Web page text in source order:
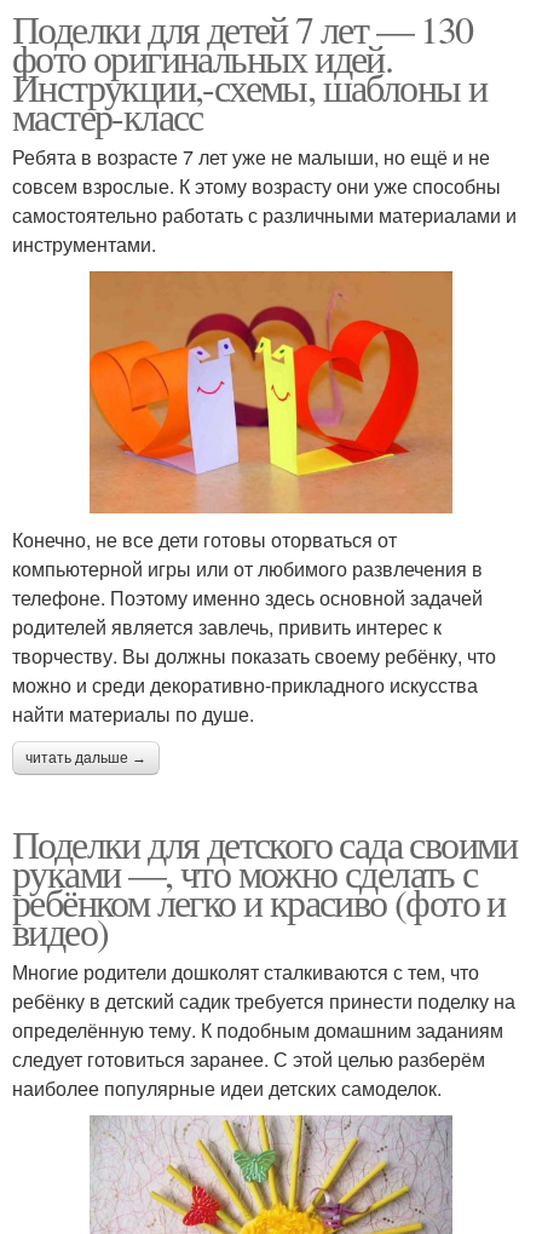
Поделки для детей 7 лет — 130
фото оригинальных идей.
Инструкции,-схемы, шаблоны и
мастер-класс
Ребята в возрасте 7 лет уже не малыши, но ещё и не
совсем взрослые. К этому возрасту они уже способны
самостоятельно работать с различными материалами и
инструментами.
Конечно, не все дети готовы оторваться от
компьютерной игры или от любимого развлечения в
телефоне. Поэтому именно здесь основной задачей
родителей является завлечь, привить интерес к
творчеству. Вы должны показать своему ребёнку, что
можно и среди декоративно-прикладного искусства
найти материалы по душе.
читать дальше →
Поделки для детского сада своими
руками —, что можно сделать с
ребёнком легко и красиво (фото и
видео)
Многие родители дошколят сталкиваются с тем, что
ребёнку в детский садик требуется принести поделку на
определённую тему. К подобным домашним заданиям
следует готовиться заранее. С этой целью разберём
наиболее популярные идеи детских самоделок.